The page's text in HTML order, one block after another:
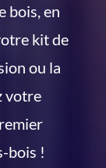
bois, en
kit de
ou la
votre
bois !